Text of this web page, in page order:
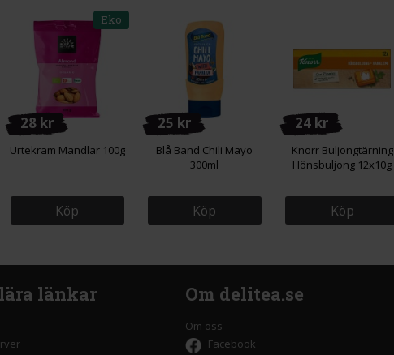
28 kr
Eko
Urtekram Mandlar 100g
Köp
25 kr
Blå Band Chili Mayo
300ml
Köp
24 kr
Knorr Buljongtärning
Hönsbuljong 12x10g
Köp
länkar Om delitea.se
Om oss
Facebook